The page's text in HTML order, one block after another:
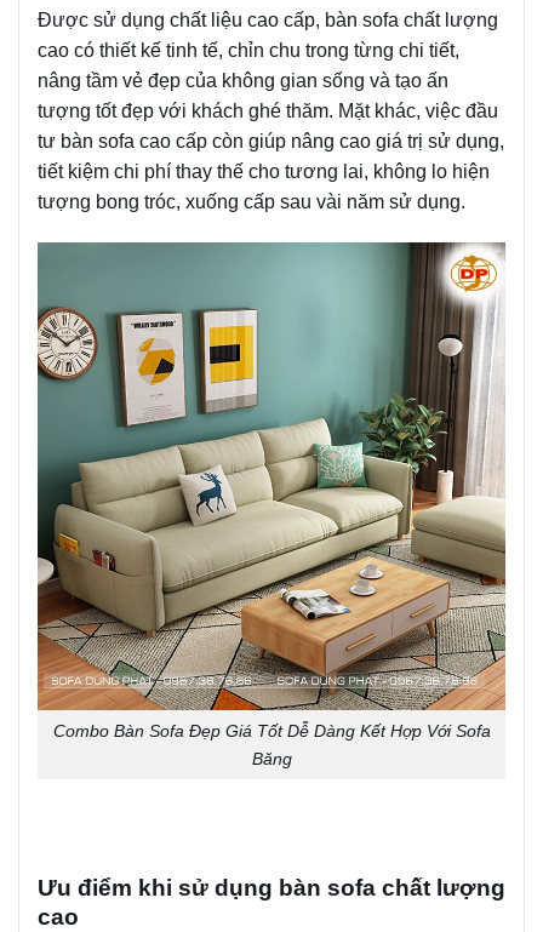
Được sử dụng chất liệu cao cấp, bàn sofa chất lượng
cao có thiết kế tinh tế, chỉn chu trong từng chi tiết,
nâng tầm vẻ đẹp của không gian sống và tạo ấn
tượng tốt đẹp với khách ghé thăm. Mặt khác, việc đầu
tư bàn sofa cao cấp còn giúp nâng cao giá trị sử dụng,
tiết kiệm chi phí thay thế cho tương lai, không lo hiện
tượng bong tróc, xuống cấp sau vài năm sử dụng.
Combo Bàn Sofa Đẹp Giá Tốt Dễ Dàng Kết Hợp Với Sofa
Băng
Ưu điểm khi sử dụng bàn sofa chất lượng
cao